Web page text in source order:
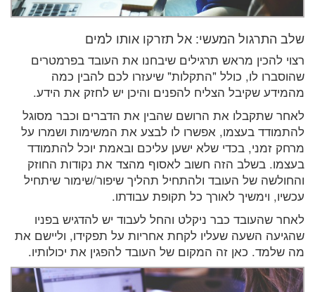
שלב התרגול המעשי: אל תזרקו אותו למים
רצוי להכין מראש תרגילים שיבחנו את העובד בפרמטרים
שהוסברו לו, כולל "התקלות" שיעזרו לכם להבין כמה
מהמידע שקיבל הצליח להפנים והיכן יש לחזק את הידע.
לאחר שתקבלו את הרושם שהבין את הדברים וכבר מסוגל
להתמודד בעצמו, אפשרו לו לבצע את המשימות ושמרו על
מרחק זמני, בכדי שלא ישען עליכם ובאמת יוכל להתמודד
בעצמו. בשלב הזה חשוב לאסוף מהצד את נקודות החוזק
והחולשה של העובד ולהתחיל תהליך שיפור/שימור שיתחיל
עכשיו, וימשיך לאורך כל תקופת עבודתו.
לאחר שהעובד כבר ניקלט והחל לעבוד יש להדגיש בפניו
שהגיעה השעה שעליו לקחת אחריות על תפקידו, וליישם את
מה שלמד. כאן זה המקום של העובד להפגין את יכולותיו.